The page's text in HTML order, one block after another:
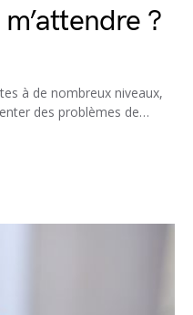
?
à de nombreux niveaux,
des problèmes de…